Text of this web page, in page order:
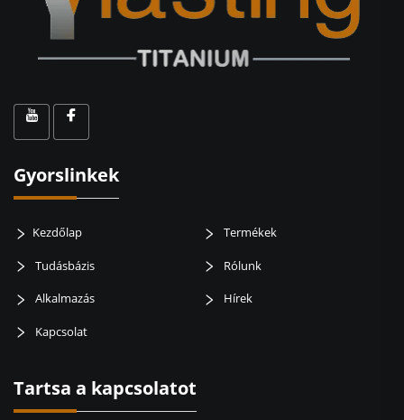
Gyorslinkek
Kezdőlap Termékek
Tudásbázis Rólunk
Alkalmazás Hírek
Kapcsolat
Tartsa a kapcsolatot